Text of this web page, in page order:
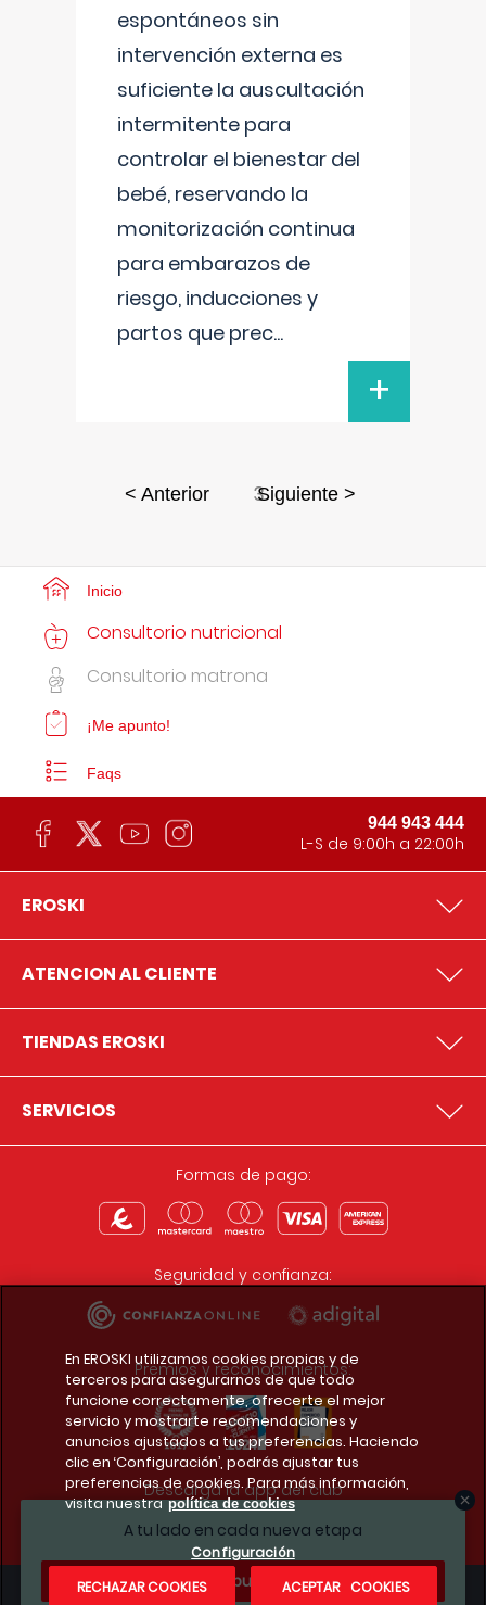
espontáneos sin
intervención externa es
suficiente la auscultación
intermitente para
controlar el bienestar del
bebé, reservando la
monitorización continua
para embarazos de
riesgo, inducciones y
partos que prec...
+
< Anterior 3Siguiente >
A tu lado en cada nueva etapa
¿Te apuntas?
Inicio
Consultorio nutricional
Consultorio matrona
¡Me apunto!
Faqs
944 943 444
L-S de 9:00h a 22:00h
EROSKI
ATENCION AL CLIENTE
TIENDAS EROSKI
SERVICIOS
Formas de pago:
Seguridad y confianza:
Premios y reconocimientos:
Descarga la app del club
En EROSKI utilizamos cookies propias y de
terceros para asegurarnos de que todo
funcione correctamente, ofrecerte el mejor
servicio y mostrarte recomendaciones y
anuncios ajustados a tus preferencias. Haciendo
clic en ‘Configuración’, podrás ajustar tus
preferencias de cookies. Para más información,
visita nuestra política de cookies
Configuración
RECHAZAR COOKIES
ACEPTAR COOKIES